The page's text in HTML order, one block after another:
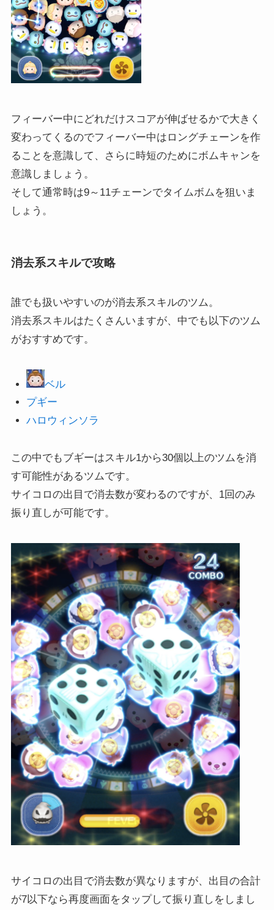
フィーバー中にどれだけスコアが伸ばせるかで大きく
変わってくるのでフィーバー中はロングチェーンを作
ることを意識して、さらに時短のためにボムキャンを
意識しましょう。
そして通常時は9～11チェーンでタイムボムを狙いま
しょう。
消去系スキルで攻略
誰でも扱いやすいのが消去系スキルのツム。
消去系スキルはたくさんいますが、中でも以下のツム
がおすすめです。
ベル
プギー
ハロウィンソラ
この中でもブギーはスキル1から30個以上のツムを消
す可能性があるツムです。
サイコロの出目で消去数が変わるのですが、1回のみ
振り直しが可能です。
サイコロの出目で消去数が異なりますが、出目の合計
が7以下なら再度画面をタップして振り直しをしまし